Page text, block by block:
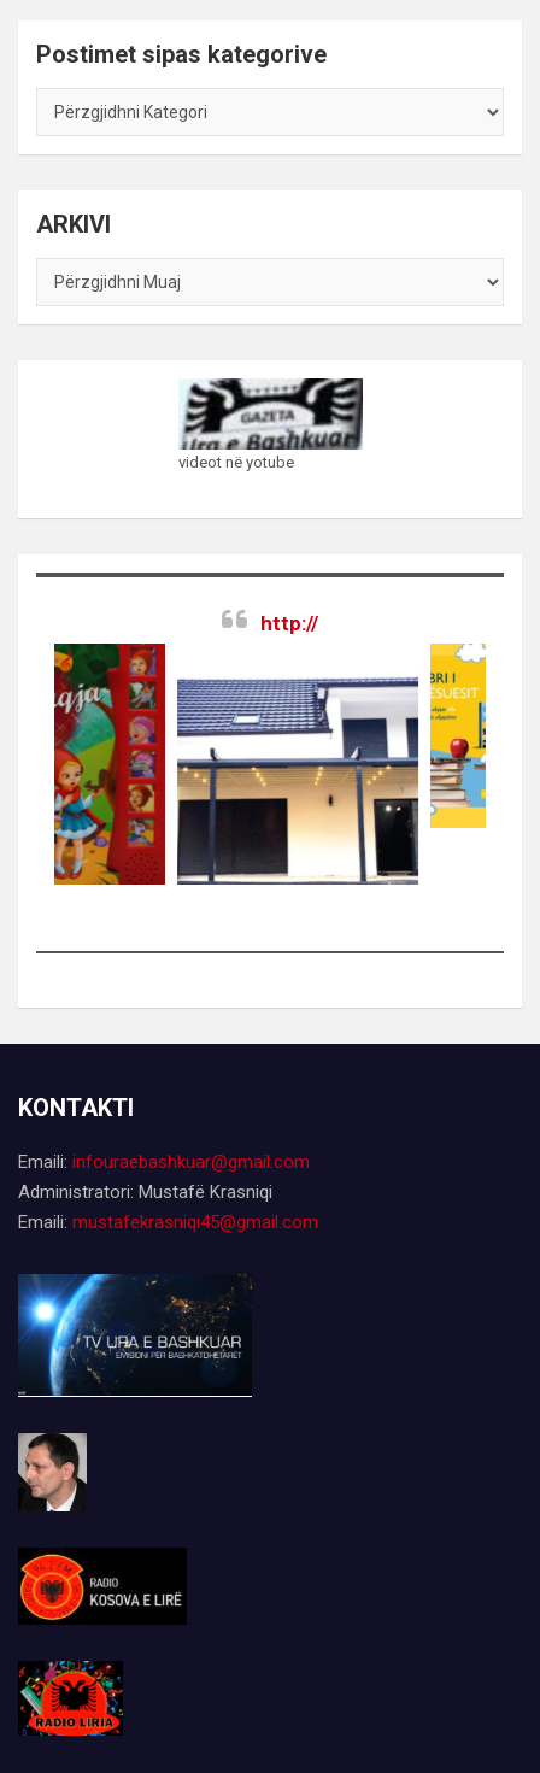
Postimet sipas kategorive
Postimet
kategorive
ARKIVI
ARKIVI
videot në yotube
http://
KONTAKTI
Emaili: infouraebashkuar@gmail.com
Administratori: Mustafë Krasniqi
Emaili: mustafekrasniqi45@gmail.com